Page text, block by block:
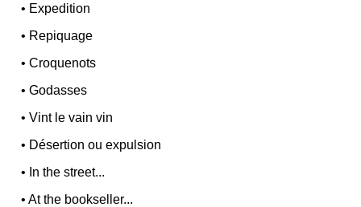
• Expedition
• Repiquage
•Croquenots
•Godasses
•Vint le vain vin
• Désertion ou expulsion
• In the street...
•At the bookseller...